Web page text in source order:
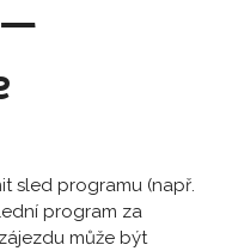
—
sled programu (např.
program za
může být